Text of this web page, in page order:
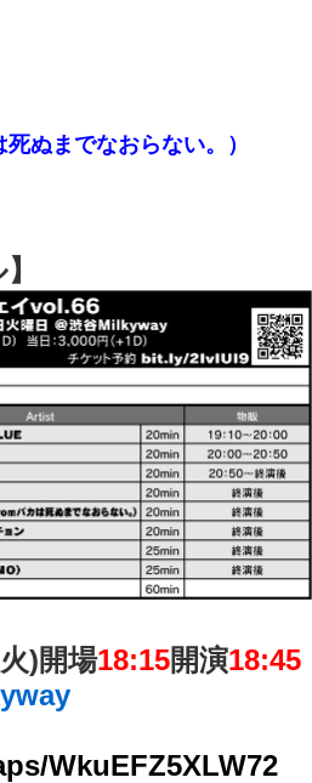
ぬまでなおらない。）
)開場18:15開演18:45
WkuEFZ5XLW72